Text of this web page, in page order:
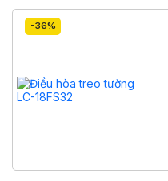
-36%